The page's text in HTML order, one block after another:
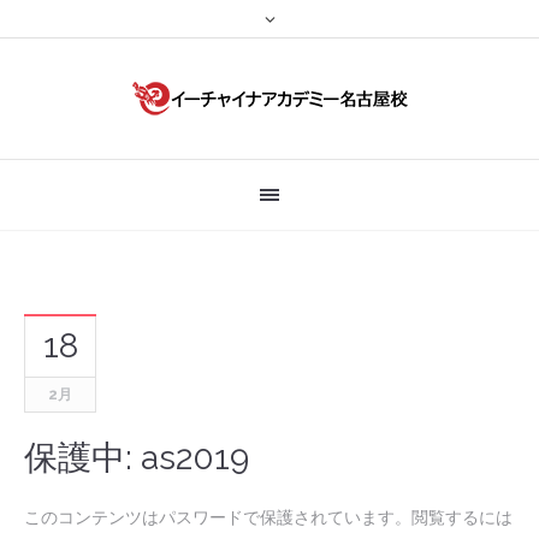
18
2月
保護中: as2019
このコンテンツはパスワードで保護されています。閲覧するには